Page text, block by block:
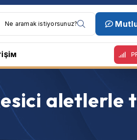
aletlerle